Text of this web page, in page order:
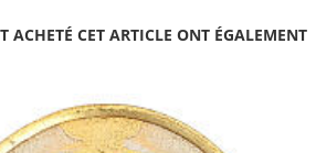
ACHETÉ CET ARTICLE ONT ÉGALEMENT